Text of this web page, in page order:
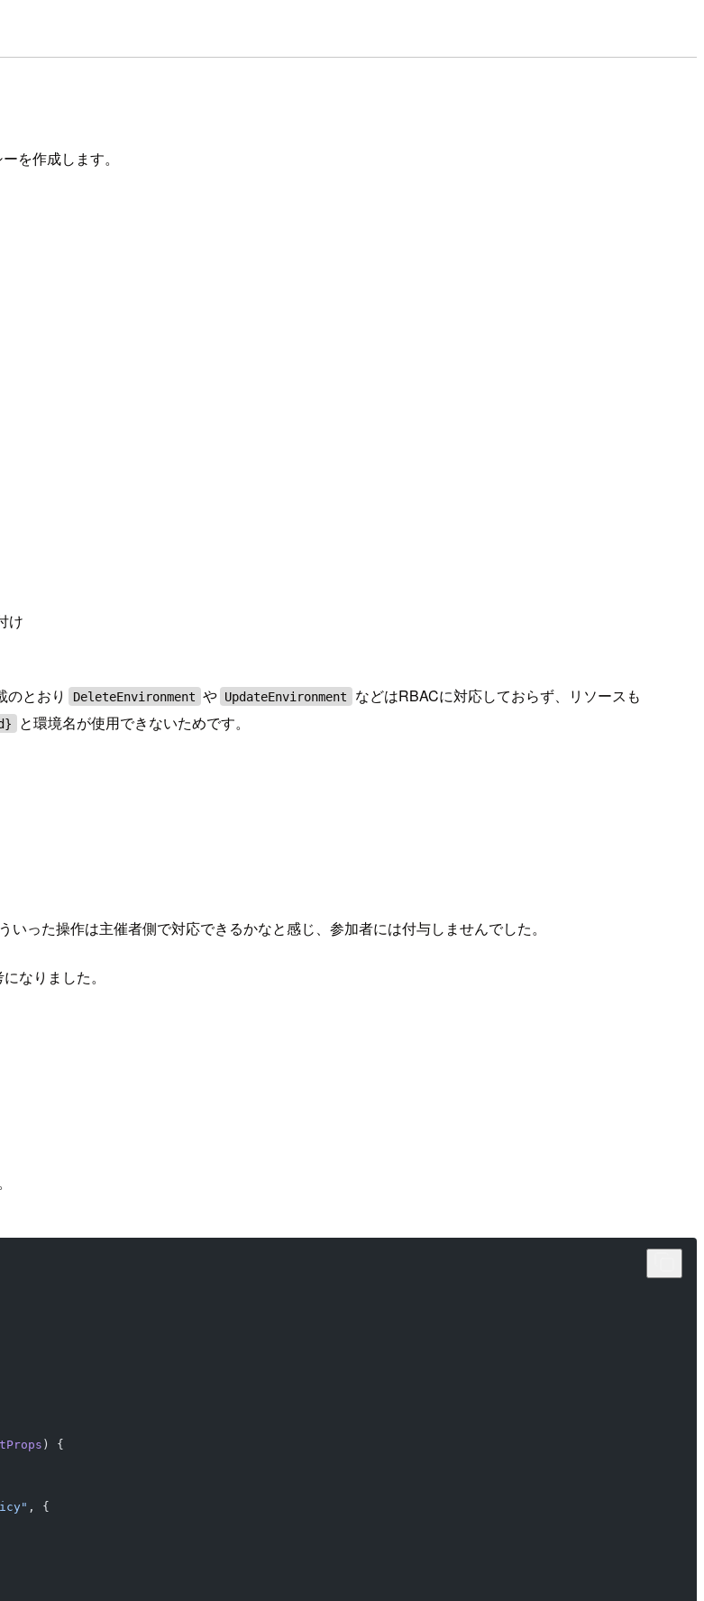
を作成します。
け
のとおり DeleteEnvironment や UpdateEnvironment などはRBACに対応しておらず、リソースも
と環境名が使用できないためです。
った操作は主催者側で対応できるかなと感じ、参加者には付与しませんでした。
なりました。
) {
, {